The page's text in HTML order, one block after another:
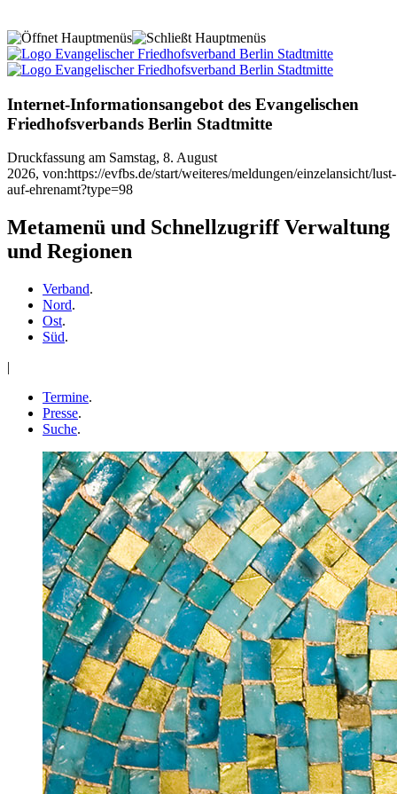
Internet-Informationsangebot des Evangelischen
Friedhofsverbands Berlin Stadtmitte
Druckfassung am Samstag, 8. August
2026, von:https://evfbs.de/start/weiteres/meldungen/einzelansicht/lust-
auf-ehrenamt?type=98
Metamenü und Schnellzugriff Verwaltung
und Regionen
Verband.
Nord.
Ost.
Süd.
|
Termine.
Presse.
Suche.